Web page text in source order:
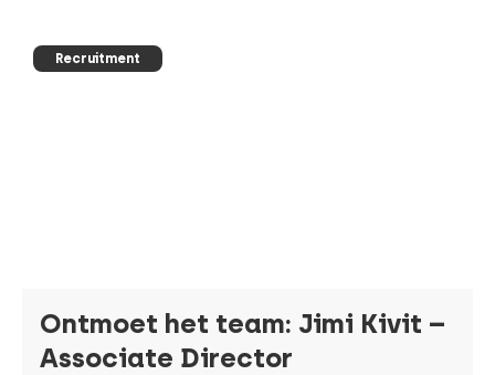
Recruitment
Ontmoet het team: Jimi Kivit –
Associate Director